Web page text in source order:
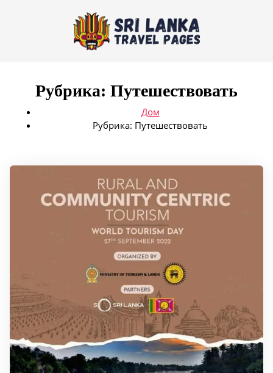
Рубрика: Путешествовать
Дом
Рубрика: Путешествовать